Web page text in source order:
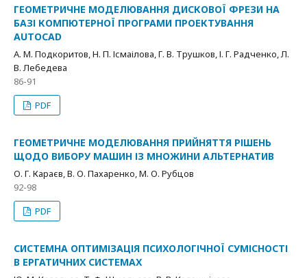
ГЕОМЕТРИЧНЕ МОДЕЛЮВАННЯ ДИСКОВОЇ ФРЕЗИ НА
БАЗІ КОМПЮТЕРНОЇ ПРОГРАМИ ПРОЕКТУВАННЯ
AUTOCAD
А. М. Подкоритов, Н. П. Ісмаілова, Г. В. Трушков, І. Г. Радченко, Л.
В. Лебедева
86-91
PDF
ГЕОМЕТРИЧНЕ МОДЕЛЮВАННЯ ПРИЙНЯТТЯ РІШЕНЬ
ЩОДО ВИБОРУ МАШИН ІЗ МНОЖИНИ АЛЬТЕРНАТИВ
О. Г. Караєв, В. О. Пахаренко, М. О. Рубцов
92-98
PDF
СИСТЕМНА ОПТИМІЗАЦІЯ ПСИХОЛОГІЧНОЇ СУМІСНОСТІ
В ЕРГАТИЧНИХ СИСТЕМАХ